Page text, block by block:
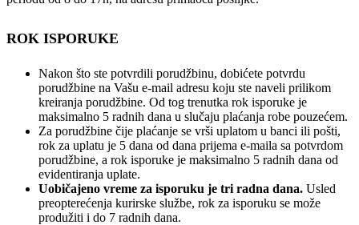
ROK ISPORUKE
Nakon što ste potvrdili porudžbinu, dobićete potvrdu
porudžbine na Vašu e-mail adresu koju ste naveli prilikom
kreiranja porudžbine. Od tog trenutka rok isporuke je
maksimalno 5 radnih dana u slučaju plaćanja robe pouzećem.
Za porudžbine čije plaćanje se vrši uplatom u banci ili pošti,
rok za uplatu je 5 dana od dana prijema e-maila sa potvrdom
porudžbine, a rok isporuke je maksimalno 5 radnih dana od
evidentiranja uplate.
Uobičajeno vreme za isporuku je tri radna dana. Usled
preopterećenja kurirske službe, rok za isporuku se može
produžiti i do 7 radnih dana.